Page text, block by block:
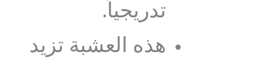
تدريجياً.
هذه العشبة تزيد